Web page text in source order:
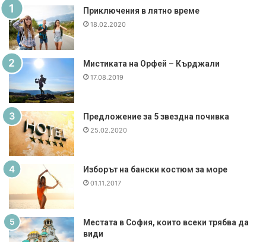
Приключения в лятно време
18.02.2020
Мистиката на Орфей – Кърджали
17.08.2019
Предложение за 5 звездна почивка
25.02.2020
Изборът на бански костюм за море
01.11.2017
Местата в София, които всеки трябва да
види